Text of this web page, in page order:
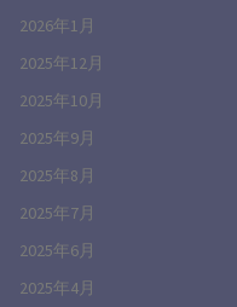
2026年1月
2025年12月
2025年10月
2025年9月
2025年8月
2025年7月
2025年6月
2025年4月